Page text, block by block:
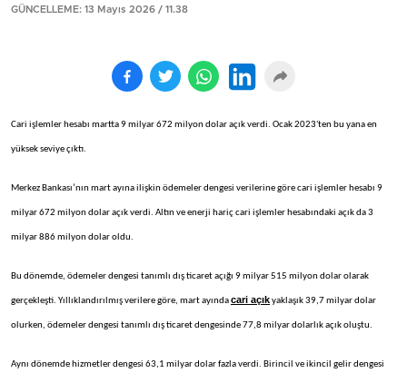
GÜNCELLEME: 13 Mayıs 2026 / 11.38
Cari işlemler hesabı martta 9 milyar 672 milyon dolar açık verdi. Ocak 2023'ten bu yana en
yüksek seviye çıktı.
Merkez Bankası’nın mart ayına ilişkin ödemeler dengesi verilerine göre cari işlemler hesabı 9
milyar 672 milyon dolar açık verdi. Altın ve enerji hariç cari işlemler hesabındaki açık da 3
milyar 886 milyon dolar oldu.
Bu dönemde, ödemeler dengesi tanımlı dış ticaret açığı 9 milyar 515 milyon dolar olarak
gerçekleşti. Yıllıklandırılmış verilere göre, mart ayındacari açıkyaklaşık 39,7 milyar dolar
olurken, ödemeler dengesi tanımlı dış ticaret dengesinde 77,8 milyar dolarlık açık oluştu.
Aynı dönemde hizmetler dengesi 63,1 milyar dolar fazla verdi. Birincil ve ikincil gelir dengesi